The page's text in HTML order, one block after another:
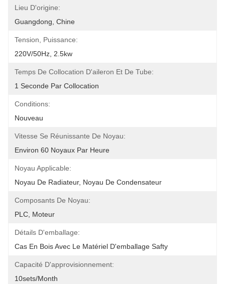
Lieu D'origine:
Guangdong, Chine
Tension, Puissance:
220V/50Hz, 2.5kw
Temps De Collocation D'aileron Et De Tube:
1 Seconde Par Collocation
Conditions:
Nouveau
Vitesse Se Réunissante De Noyau:
Environ 60 Noyaux Par Heure
Noyau Applicable:
Noyau De Radiateur, Noyau De Condensateur
Composants De Noyau:
PLC, Moteur
Détails D'emballage:
Cas En Bois Avec Le Matériel D'emballage Safty
Capacité D'approvisionnement:
10sets/month